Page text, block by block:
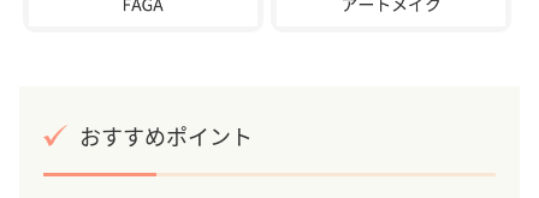
おすすめポイント